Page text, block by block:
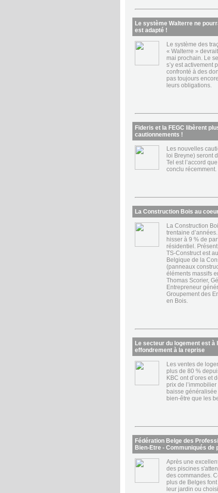
Le système Walterre ne
est adapté !
Le système des
« Walterre »
mai prochain. Le
s’y est activement
confronté à des
pas toujours
leurs obligations.
Fideris et la FEGC libèrent
cautionnements !
Les nouvelles
loi Breyne) seront
Tel est l’accord
conclu récemment.
La Construction Bois au
La Construction
trentaine
hisser à 9 % de
résidentiel.
TS-Construct est
Belgique de la
(panneaux
éléments massifs
Thomas Scorier,
Entrepreneur
Groupement des
en Bois.
Le secteur du logement est à
effondrement à la reprise
Les ventes de
plus de 80 %
KBC ont d’ores et
prix de
baisse
bien-être que les
Fédération Belge des
Bien-Etre - Communiqués de
Après une
des piscines
des commandes.
plus de Belges
leur jardin ou